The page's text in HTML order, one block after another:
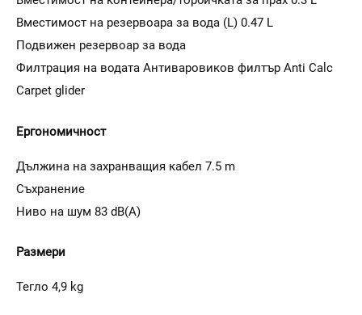
Вместимост на резервоара за вода (L) 0.47 L
Подвижен резервоар за вода
Филтрация на водата Антиваровиков филтър Anti Calc
Carpet glider
Ергономичност
Дължина на захранващия кабел 7.5 m
Съхранение
Ниво на шум 83 dB(A)
Размери
Тегло 4,9 kg